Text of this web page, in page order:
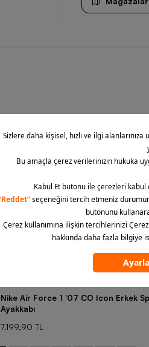
Nike Air Force 1 '07 CO Icon Erkek
Ayakkabı
7.199,90 TL